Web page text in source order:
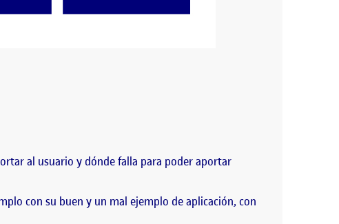
al usuario y dónde falla para poder aportar
con su buen y un mal ejemplo de aplicación, con